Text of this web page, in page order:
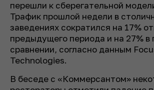
перешли к сберегательной
Трафик прошлой недели в
заведениях сократился на 17%
предыдущего периода и на 27% в
сравнении, согласно данным
Technologies.
В беседе с «Коммерсантом»